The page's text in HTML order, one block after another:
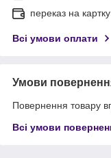
переказ на картку
Всі умови оплати
Умови
Повернення товару
Всі умови